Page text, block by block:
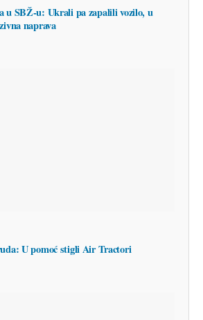
u SBŽ-u: Ukrali pa zapalili vozilo, u
naprava
U pomoć stigli Air Tractori